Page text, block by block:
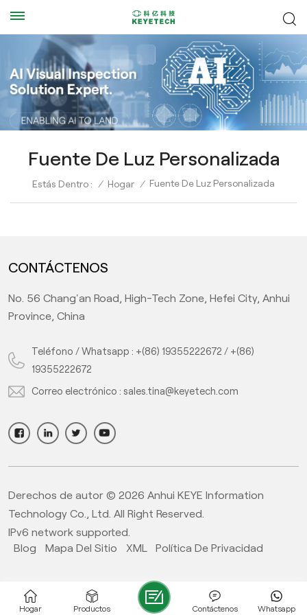
Fuente De Luz Personalizada
Estás Dentro : / Hogar / Fuente De Luz Personalizada
CONTÁCTENOS
No. 56 Chang'an Road, High-Tech Zone, Hefei City, Anhui
Province, China
Teléfono / Whatsapp : +(86) 19355222672 / +(86)
19355222672
Correo electrónico :sales.tina@keyetech.com
Derechos de autor © 2026 Anhui KEYE Information
Technology Co., Ltd. All Right Reserved.
IPv6 network supported.
Blog
Mapa Del Sitio XML Política De Privacidad
Hogar Productos Whatsapp
Contáctenos